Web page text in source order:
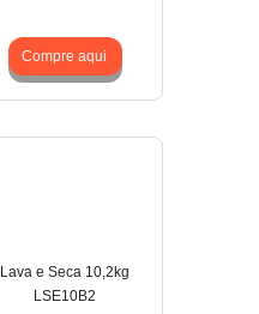
Compre aqui
Lava e Seca 10,2kg
LSE10B2